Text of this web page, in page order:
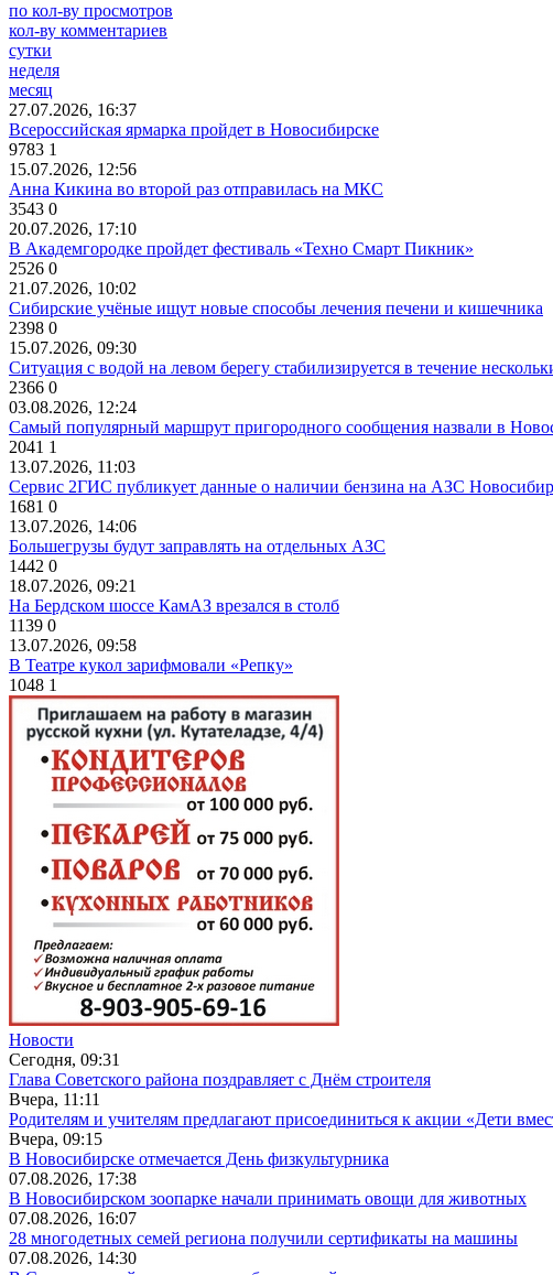
по кол-ву просмотров
кол-ву комментариев
сутки
неделя
месяц
27.07.2026, 16:37
Всероссийская ярмарка пройдет в Новосибирске
9783 1
15.07.2026, 12:56
Анна Кикина во второй раз отправилась на МКС
3543 0
20.07.2026, 17:10
В Академгородке пройдет фестиваль «Техно Смарт Пикник»
2526 0
21.07.2026, 10:02
Сибирские учёные ищут новые способы лечения печени и кишечника
2398 0
15.07.2026, 09:30
Ситуация с водой на левом берегу стабилизируется в течение
2366 0
03.08.2026, 12:24
Самый популярный маршрут пригородного сообщения назвали в
2041 1
13.07.2026, 11:03
Сервис 2ГИС публикует данные о наличии бензина на АЗС
1681 0
13.07.2026, 14:06
Большегрузы будут заправлять на отдельных АЗС
1442 0
18.07.2026, 09:21
На Бердском шоссе КамАЗ врезался в столб
1139 0
13.07.2026, 09:58
В Театре кукол зарифмовали «Репку»
1048 1
Новости
Сегодня, 09:31
Глава Советского района поздравляет с Днём строителя
Вчера, 11:11
Родителям и учителям предлагают присоединиться к акции «Дети
Вчера, 09:15
В Новосибирске отмечается День физкультурника
07.08.2026, 17:38
В Новосибирском зоопарке начали принимать овощи для животных
07.08.2026, 16:07
28 многодетных семей региона получили сертификаты на машины
07.08.2026, 14:30